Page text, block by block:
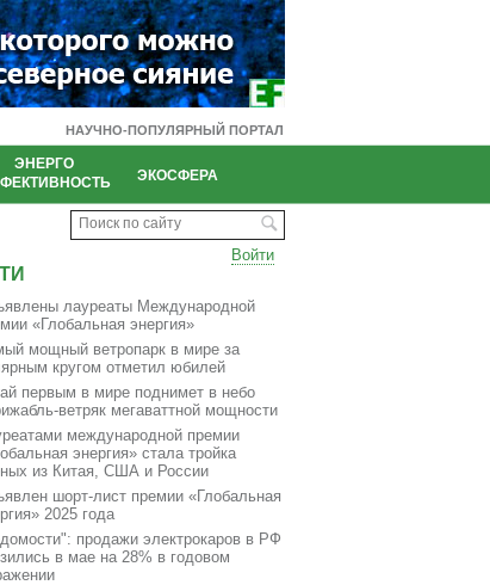
НАУЧНО-ПОПУЛЯРНЫЙ ПОРТАЛ
ЭНЕРГО
ЭКОСФЕРА
Поиск по сайту
Войти
лауреаты Международной
«Глобальная энергия»
мощный ветропарк в мире за
кругом отметил юбилей
первым в мире поднимет в небо
ветряк мегаваттной мощности
международной премии
энергия» стала тройка
из Китая, США и России
шорт-лист премии «Глобальная
2025 года
продажи электрокаров в РФ
в мае на 28% в годовом